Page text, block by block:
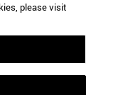
please visit